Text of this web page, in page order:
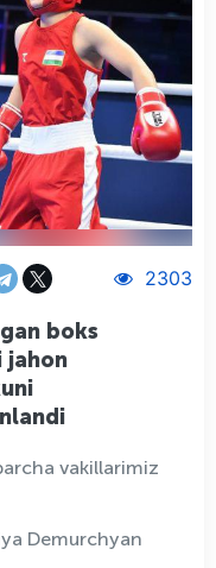
2303
boks
jahon
vakillarimiz
Demurchyan